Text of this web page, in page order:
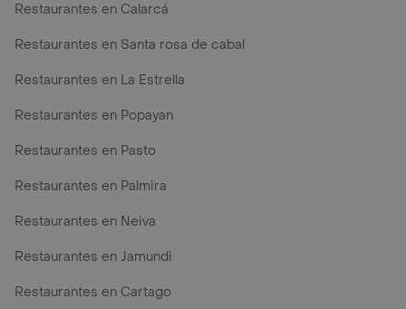
Restaurantes en Calarcá
Restaurantes en Santa rosa de cabal
Restaurantes en La Estrella
Restaurantes en Popayan
Restaurantes en Pasto
Restaurantes en Palmira
Restaurantes en Neiva
Restaurantes en Jamundi
Restaurantes en Cartago